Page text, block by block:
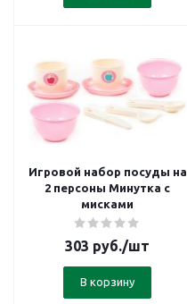
Игровой набор посуды на
2 персоны Минутка с
мисками
303 руб./шт
В корзину